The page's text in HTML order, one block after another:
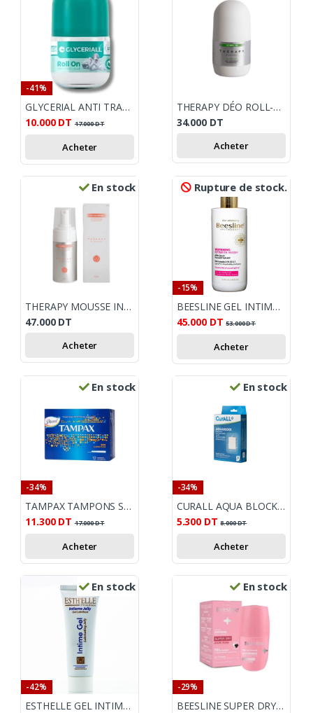
-41%
GLYCERIAL ANTI TRANSPIRANT ROLL ON FL 50ML
10.000 DT 17.000DT
Acheter
THERAPY DÉO ROLL-ON ÉCLAIRCISSANT
34.000 DT
Acheter
En stock
THERAPY MOUSSE INTIME
47.000 DT
Acheter
Rupture de stock.
-15%
BEESLINE GEL INTIME ECLAIRCISSANT STEP 1 200ML
45.000 DT 53.000DT
Acheter
En stock
-34%
TAMPAX TAMPONS SUPER PLUS 12 PIECES
11.300 DT 17.000DT
Acheter
En stock
-34%
CURALL AQUA BLOCK PANSEMENTS HYDROCOLLOÏDES 7X5 CM B/5
5.300 DT 8.000DT
Acheter
En stock
-42%
ESTHELLE GEL INTIME LUBRIFIANT 50ML
En stock
-29%
BEESLINE SUPER DRY JOURI ROSE DÉODORANT ROLL ON 50ML